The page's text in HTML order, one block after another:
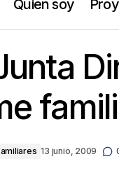
Quien soy
a los
13 junio, 2009